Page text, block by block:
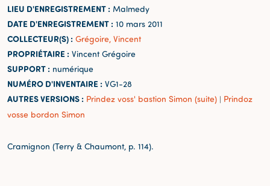
LIEU D'ENREGISTREMENT : Malmedy
DATE D'ENREGISTREMENT : 10 mars 2011
COLLECTEUR(S) : Grégoire, Vincent
PROPRIÉTAIRE : Vincent Grégoire
SUPPORT : numérique
NUMÉRO D'INVENTAIRE : VG1-28
AUTRES VERSIONS : Prindez voss' bastion Simon (suite) | Prindoz
vosse bordon Simon
Cramignon (Terry & Chaumont, p. 114).